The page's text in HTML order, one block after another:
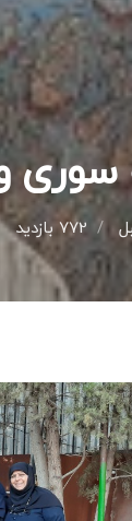
772 بازدید